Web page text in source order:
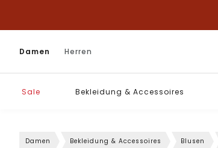
Damen Herren
Sale Bekleidung & Accessoires
Damen Bekleidung & Accessoires Blusen